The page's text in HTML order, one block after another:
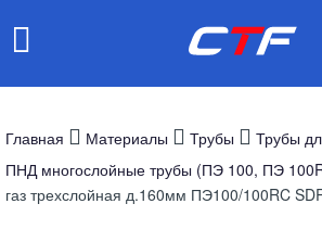
Главная Материалы Трубы
Трубы
ПНД многослойные трубы (ПЭ 100, ПЭ
газ трехслойная д.160мм ПЭ100/100RC